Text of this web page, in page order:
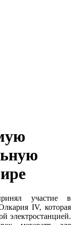
участие в
IV, которая
электростанцией.